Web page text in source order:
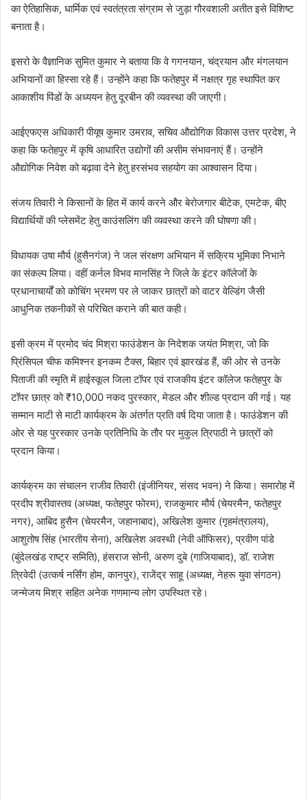
का ऐतिहासिक, धार्मिक एवं स्वतंत्रता संग्राम से जुड़ा गौरवशाली अतीत इसे विशिष्ट
बनाता है।
इसरो के वैज्ञानिक सुमित कुमार ने बताया कि वे गगनयान, चंद्रयान और मंगलयान
अभियानों का हिस्सा रहे हैं। उन्होंने कहा कि फतेहपुर में नक्षत्र गृह स्थापित कर
आकाशीय पिंडों के अध्ययन हेतु दूरबीन की व्यवस्था की जाएगी।
आईएफएस अधिकारी पीयूष कुमार उमराव, सचिव औद्योगिक विकास उत्तर प्रदेश, ने
कहा कि फतेहपुर में कृषि आधारित उद्योगों की असीम संभावनाएं हैं। उन्होंने
औद्योगिक निवेश को बढ़ावा देने हेतु हरसंभव सहयोग का आश्वासन दिया।
संजय तिवारी ने किसानों के हित में कार्य करने और बेरोजगार बीटेक, एमटेक, बीए
विद्यार्थियों की प्लेसमेंट हेतु काउंसलिंग की व्यवस्था करने की घोषणा की।
विधायक उषा मौर्य (हुसैनगंज) ने जल संरक्षण अभियान में सक्रिय भूमिका निभाने
का संकल्प लिया। वहीं कर्नल विभव मानसिंह ने जिले के इंटर कॉलेजों के
प्रधानाचार्यों को कोचिंग भ्रमण पर ले जाकर छात्रों को वाटर वेल्डिंग जैसी
आधुनिक तकनीकों से परिचित कराने की बात कही।
इसी क्रम में प्रमोद चंद मिश्रा फाउंडेशन के निदेशक जयंत मिश्रा, जो कि
प्रिंसिपल चीफ कमिश्नर इनकम टैक्स, बिहार एवं झारखंड हैं, की ओर से उनके
पिताजी की स्मृति में हाईस्कूल जिला टॉपर एवं राजकीय इंटर कॉलेज फतेहपुर के
टॉपर छात्र को ₹10,000 नकद पुरस्कार, मेडल और शील्ड प्रदान की गई। यह
सम्मान माटी से माटी कार्यक्रम के अंतर्गत प्रति वर्ष दिया जाता है। फाउंडेशन की
ओर से यह पुरस्कार उनके प्रतिनिधि के तौर पर मुकुल त्रिपाठी ने छात्रों को
प्रदान किया।
कार्यक्रम का संचालन राजीव तिवारी (इंजीनियर, संसद भवन) ने किया। समारोह में
प्रदीप श्रीवास्तव (अध्यक्ष, फतेहपुर फोरम), राजकुमार मौर्य (चेयरमैन, फतेहपुर
नगर), आबिद हुसैन (चेयरमैन, जहानाबाद), अखिलेश कुमार (गृहमंत्रालय),
आशुतोष सिंह (भारतीय सेना), अखिलेश अवस्थी (नेवी ऑफिसर), प्रवीण पांडे
(बुंदेलखंड राष्ट्र समिति), हंसराज सोनी, अरुण दुबे (गाजियाबाद), डॉ. राजेश
त्रिवेदी (उत्कर्ष नर्सिंग होम, कानपुर), राजेंद्र साहू (अध्यक्ष, नेहरू युवा संगठन)
जन्मेजय मिश्र सहित अनेक गणमान्य लोग उपस्थित रहे।